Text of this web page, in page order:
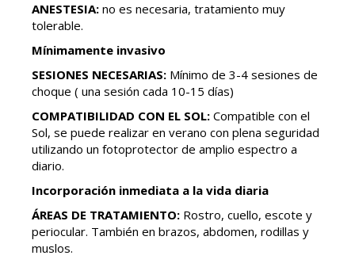
ANESTESIA: no es necesaria, tratamiento muy
tolerable.
Mínimamente invasivo
SESIONES NECESARIAS: Mínimo de 3-4 sesiones de
choque ( una sesión cada 10-15 días)
COMPATIBILIDAD CON EL SOL: Compatible con el
Sol, se puede realizar en verano con plena seguridad
utilizando un fotoprotector de amplio espectro a
diario.
Incorporación inmediata a la vida diaria
ÁREAS DE TRATAMIENTO: Rostro, cuello, escote y
periocular. También en brazos, abdomen, rodillas y
muslos.